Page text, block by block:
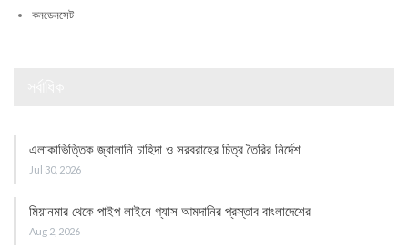
কনডেনসেট
এলাকাভিত্তিক জ্বালানি চাহিদা ও সরবরাহের চিত্র তৈরির নির্দেশ
Jul 30, 2026
মিয়ানমার থেকে পাইপ লাইনে গ্যাস আমদানির প্রস্তাব বাংলাদেশের
Aug 2, 2026